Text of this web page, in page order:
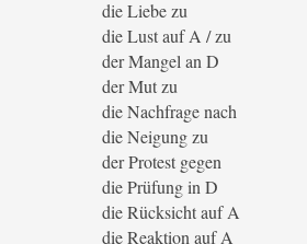
die Liebe zu
die Lust auf A / zu
der Mangel an D
der Mut zu
die Nachfrage nach
die Neigung zu
der Protest gegen
die Prüfung in D
die Rücksicht auf A
die Reaktion auf A